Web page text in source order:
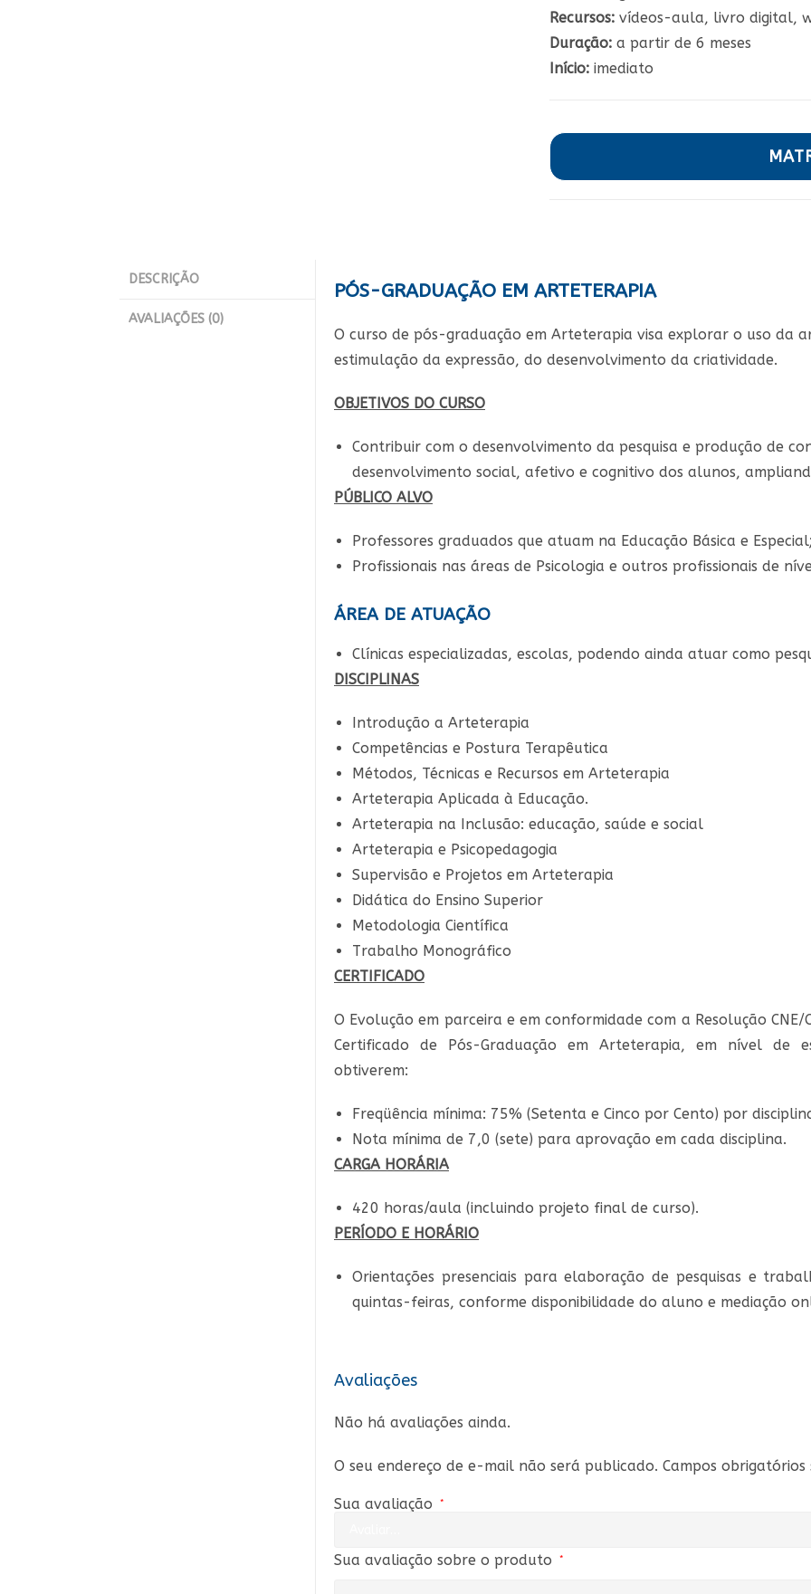
Recursos: vídeos-aula, livro digital,
Duração: a partir de 6 meses
Início: imediato
DESCRIÇÃO
AVALIAÇÕES (0)
PÓS-GRADUAÇÃO EM ARTETERAPIA
O curso de pós-graduação em Arteterapia visa explorar o uso da
estimulação da expressão, do desenvolvimento da criatividade.
OBJETIVOS DO CURSO
Contribuir com o desenvolvimento da pesquisa e produção de
desenvolvimento social, afetivo e cognitivo dos alunos,
PÚBLICO ALVO
Professores graduados que atuam na Educação Básica e
Profissionais nas áreas de Psicologia e outros profissionais de
ÁREA DE ATUAÇÃO
Clínicas especializadas, escolas, podendo ainda atuar como
DISCIPLINAS
Introdução a Arteterapia
Competências e Postura Terapêutica
Métodos, Técnicas e Recursos em Arteterapia
Arteterapia Aplicada à Educação.
Arteterapia na Inclusão: educação, saúde e social
Arteterapia e Psicopedagogia
Supervisão e Projetos em Arteterapia
Didática do Ensino Superior
Metodologia Científica
Trabalho Monográfico
CERTIFICADO
O Evolução em parceira e em conformidade com a Resolução
Certificado de Pós-Graduação em Arteterapia, em nível de
obtiverem:
Freqüência mínima: 75% (Setenta e Cinco por Cento) por
Nota mínima de 7,0 (sete) para aprovação em cada disciplina.
CARGA HORÁRIA
420 horas/aula (incluindo projeto final de curso).
PERÍODO E HORÁRIO
Orientações presenciais para elaboração de pesquisas e
quintas-feiras, conforme disponibilidade do aluno e mediação
Avaliações
Não há avaliações ainda.
O seu endereço de e-mail não será publicado. Campos
Sua avaliação *
Sua avaliação sobre o produto *